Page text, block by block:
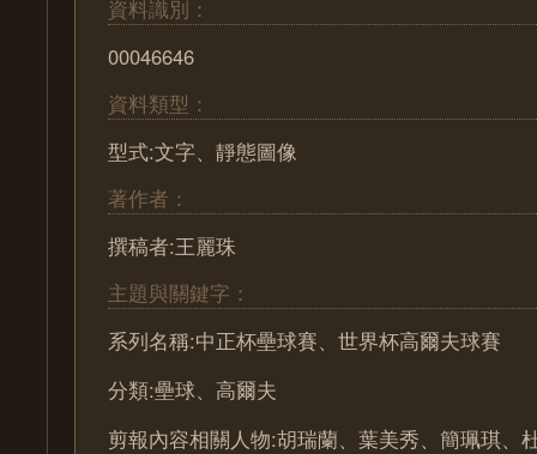
資料識別：
00046646
資料類型：
型式:文字、靜態圖像
著作者：
撰稿者:王麗珠
主題與關鍵字：
系列名稱:中正杯壘球賽、世界杯高爾夫球賽
分類:壘球、高爾夫
剪報內容相關人物:胡瑞蘭、葉美秀、簡珮琪、